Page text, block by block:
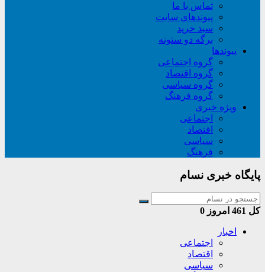
تماس با ما
پیوندهای سایت
سبد خريد
برگه دو ستونه
پیوندها
گروه اجتماعی
گروه اقتصاد
گروه سیاسی
گروه فرهنگ
ویژه خبری
اجتماعی
اقتصاد
سیاسی
فرهنگ
پایگاه خبری نسام
کل امروز 0
اخبار
اجتماعی
اقتصاد
سیاسی